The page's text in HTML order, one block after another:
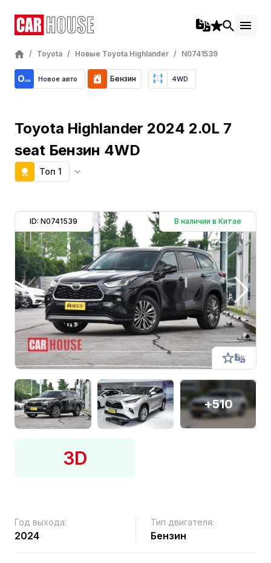
/ Toyota / Новые Toyota Highlander / N0741539
Новое авто Бензин 4WD
Toyota Highlander 2024 2.0L 7
seat Бензин 4WD
Топ 1
ID: N0741539 В наличии в Китае
+510
3D
Год выхода:
2024
Тип двигателя:
Бензин